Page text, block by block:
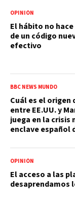
OPINIÓN
El hábito no
de un código
efectivo
BBC NEWS MUNDO
Cuál es el
entre EE.UU. y
juega en la
enclave español
OPINIÓN
El acceso a las
desaprendamos